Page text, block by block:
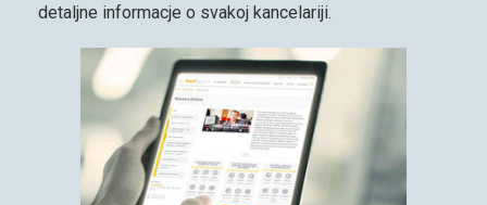
detaljne informacje o svakoj kancelariji.